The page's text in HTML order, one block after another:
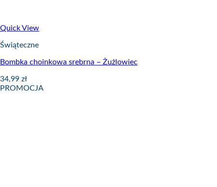
Quick View
Świąteczne
Bombka choinkowa srebrna – Żużlowiec
34,99 zł
PROMOCJA